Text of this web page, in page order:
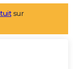
sur